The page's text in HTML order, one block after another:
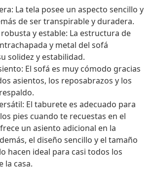
La tela posee un aspecto sencillo y
de ser transpirable y duradera.
y estable: La estructura de
y metal del sofá
solidez y estabilidad.
El sofá es muy cómodo gracias
asientos, los reposabrazos y los
El taburete es adecuado para
pies cuando te recuestas en el
un asiento adicional en la
el diseño sencillo y el tamaño
hacen ideal para casi todos los
la casa.